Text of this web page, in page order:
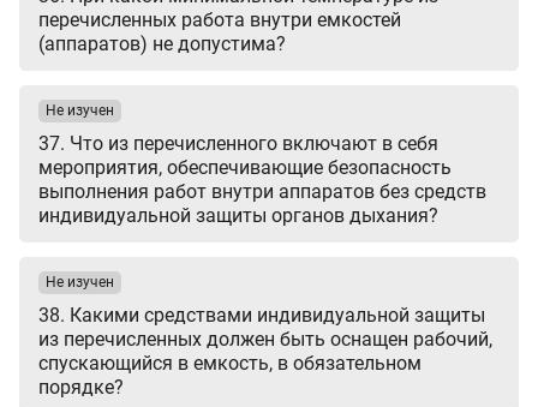
перечисленных работа внутри емкостей
(аппаратов) не допустима?
37. Что из перечисленного включают в себя
мероприятия, обеспечивающие безопасность
выполнения работ внутри аппаратов без средств
индивидуальной защиты органов дыхания?
Не изучен
38. Какими средствами индивидуальной защиты
из перечисленных должен быть оснащен рабочий,
спускающийся в емкость, в обязательном
порядке?
Не изучен